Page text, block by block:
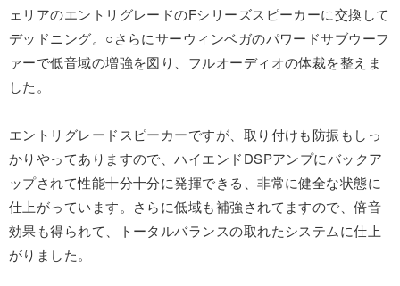
ェリアのエントリグレードのFシリーズスピーカーに交換して
デッドニング。○さらにサーウィンベガのパワードサブウーフ
ァーで低音域の増強を図り、フルオーディオの体裁を整えま
した。
エントリグレードスピーカーですが、取り付けも防振もしっ
かりやってありますので、ハイエンドDSPアンプにバックア
ップされて性能十分十分に発揮できる、非常に健全な状態に
仕上がっています。さらに低域も補強されてますので、倍音
効果も得られて、トータルバランスの取れたシステムに仕上
がりました。